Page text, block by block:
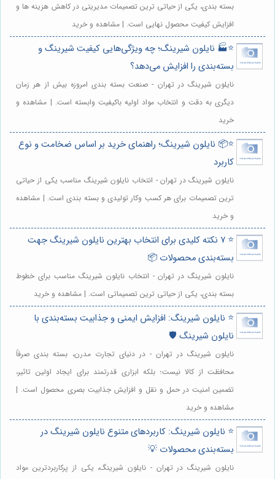
بسته بندی، یکی از حیاتی ترین تصمیمات مدیریتی در کاهش هزینه ها و
افزایش کیفیت محصول نهایی است. | مشاهده و خرید
⭐️🏭 نایلون شیرینگ؛ چه ویژگی‌هایی کیفیت شیرینگ و
بسته‌بندی را افزایش می‌دهد؟
نایلون شیرینگ در تهران - صنعت بسته بندی امروزه بیش از هر زمان
دیگری به دقت و انتخاب مواد اولیه باکیفیت وابسته است. | مشاهده و
خرید
⭐️📦 نایلون شیرینگ؛ راهنمای خرید بر اساس ضخامت و نوع
کاربرد
نایلون شیرینگ در تهران - انتخاب نایلون شیرینگ مناسب یکی از حیاتی
ترین تصمیمات برای هر کسب وکار تولیدی و بسته بندی است. | مشاهده
و خرید
⭐️ ۷ نکته کلیدی برای انتخاب بهترین نایلون شیرینگ جهت
بسته‌بندی محصولات 📦
نایلون شیرینگ در تهران - انتخاب نایلون شیرینگ مناسب برای خطوط
بسته بندی، یکی از حیاتی ترین تصمیماتی است. | مشاهده و خرید
⭐️ نایلون شیرینگ: افزایش ایمنی و جذابیت بسته‌بندی با
نایلون شیرینگ 🛡️
نایلون شیرینگ در تهران - در دنیای تجارت مدرن، بسته بندی صرفاً
محافظت از کالا نیست؛ بلکه ابزاری قدرتمند برای ایجاد اولین تاثیر،
تضمین امنیت در حمل و نقل و افزایش جذابیت بصری محصول است. |
مشاهده و خرید
⭐️ نایلون شیرینگ: کاربردهای متنوع نایلون شیرینگ در
بسته‌بندی محصولات 💡
نایلون شیرینگ در تهران - نایلون شیرینگ، یکی از پرکاربردترین مواد